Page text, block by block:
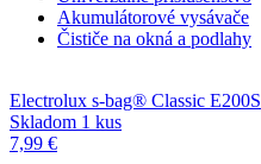
Akumulátorové vysávače
Čističe na okná a podlahy
Electrolux s-bag® Classic E200S
Skladom 1 kus
7,99 €